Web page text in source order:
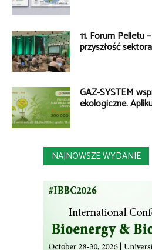
11. Forum Pelletu
przyszłość
GAZ-SYSTEM
ekologiczne.
NAJNOWSZE WYDANIE